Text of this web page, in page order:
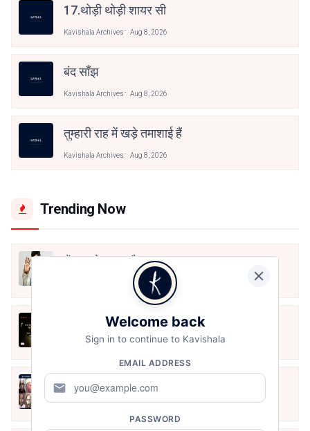
17.थोड़ी थोड़ी शायर सी
Kavishala Archives Aug 8, 2026
बंद साँझ
Kavishala Archives Aug 8, 2026
तुम्हारी राह में खड़े तमाशाई हैं
Kavishala Archives Aug 8, 2026
Trending Now
मैं शून्य पे सवार हूँ
अंतिम ऊँचाई - कुँवर नारायण | Stay Home
Stay Safe | TVF's Aspirants
May 8, 2021
10 Greatest Hindi Poets Of India
Welcome back
Sign in to continue to Kavishala
EMAIL ADDRESS
mail
PASSWORD